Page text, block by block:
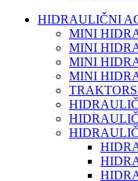
HIDRAULIČNI
MINI
MINI
MINI
MINI